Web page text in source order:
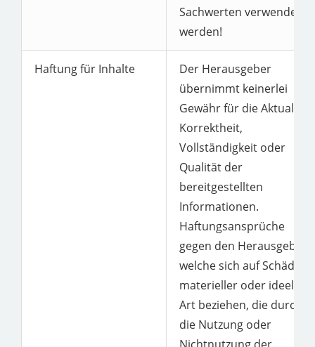
Sachwerten verwendet
werden!
Haftung für Inhalte
Der Herausgeber
übernimmt keinerlei
Gewähr für die Aktualität,
Korrektheit,
Vollständigkeit oder
Qualität der
bereitgestellten
Informationen.
Haftungsansprüche
gegen den Herausgeber,
welche sich auf Schäden
materieller oder ideeller
Art beziehen, die durch
die Nutzung oder